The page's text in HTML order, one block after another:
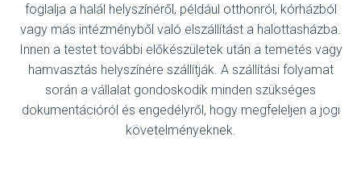
foglalja a halál helyszínéről, például otthonról, kórházból
vagy más intézményből való elszállítást a halottasházba.
Innen a testet további előkészületek után a temetés vagy
hamvasztás helyszínére szállítják. A szállítási folyamat
során a vállalat gondoskodik minden szükséges
dokumentációról és engedélyről, hogy megfeleljen a jogi
követelményeknek.